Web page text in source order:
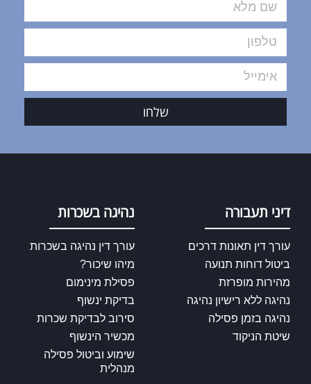
שלחו
דיני תעבורה
עורך דין תאונות דרכים
ביטול דוחות תנועה
מהירות מופרזת
נהיגה ללא רישיון נהיגה
נהיגה בזמן פסילה
שיטת הניקוד
נהיגה בשכרות
עורך דין נהיגה בשכרות
מיהו שיכור?
פסילת מינימום
בדיקת ינשוף
סירוב לבדיקת שכרות
מכשיר הינשוף
שימוע וביטול פסילה
מנהלית